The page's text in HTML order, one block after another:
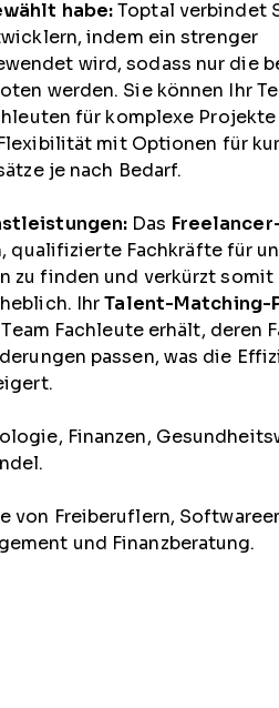
habe:Toptal verbindet
indem ein strenger
wird, sodass nur die
werden. Sie können Ihr
für komplexe
mit Optionen für
je nach Bedarf.
Das
qualifizierte Fachkräfte für
zu finden und verkürzt
IhrTalent-Matching-
Fachleute erhält, deren
passen, was die
Finanzen,
von Freiberuflern,
und Finanzberatung.